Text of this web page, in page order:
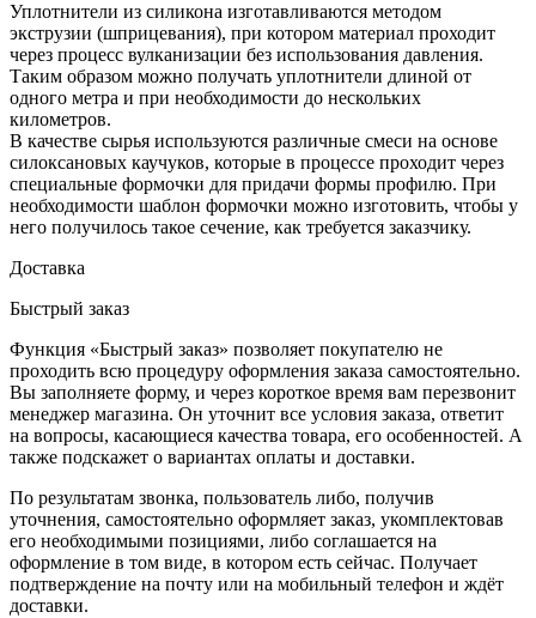
Уплотнители из силикона изготавливаются методом
экструзии (шприцевания), при котором материал проходит
через процесс вулканизации без использования давления.
Таким образом можно получать уплотнители длиной от
одного метра и при необходимости до нескольких
километров.
В качестве сырья используются различные смеси на основе
силоксановых каучуков, которые в процессе проходит через
специальные формочки для придачи формы профилю. При
необходимости шаблон формочки можно изготовить, чтобы у
него получилось такое сечение, как требуется заказчику.
Доставка
Быстрый заказ
Функция «Быстрый заказ» позволяет покупателю не
проходить всю процедуру оформления заказа самостоятельно.
Вы заполняете форму, и через короткое время вам перезвонит
менеджер магазина. Он уточнит все условия заказа, ответит
на вопросы, касающиеся качества товара, его особенностей. А
также подскажет о вариантах оплаты и доставки.
По результатам звонка, пользователь либо, получив
уточнения, самостоятельно оформляет заказ, укомплектовав
его необходимыми позициями, либо соглашается на
оформление в том виде, в котором есть сейчас. Получает
подтверждение на почту или на мобильный телефон и ждёт
доставки.